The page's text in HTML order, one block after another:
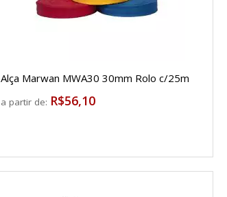
Alça Marwan MWA30 30mm Rolo c/25m
a partir de: R$56,10